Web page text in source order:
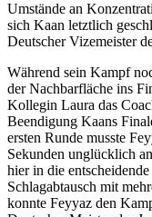
Umstände an
sich Kaan letztlich
Deutscher Vizemeister
Während sein Kampf
der Nachbarfläche ins
Kollegin Laura das
Beendigung Kaans
ersten Runde musste
Sekunden unglücklich
hier in die
Schlagabtausch mit
konnte Feyyaz den